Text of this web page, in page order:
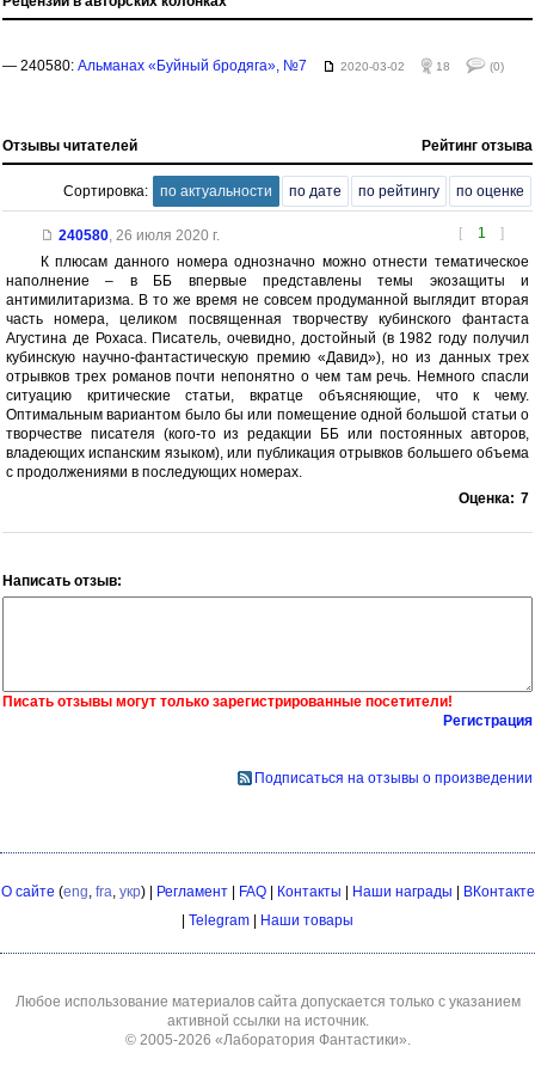
— 240580: Альманах «Буйный бродяга», №7 2020-03-02 18 (0)
Отзывы читателей Рейтинг отзыва
Сортировка: по актуальности по дате по рейтингу по оценке
[ 1 ]
240580, 26 июля 2020 г.
К плюсам данного номера однозначно можно отнести тематическое
наполнение – в ББ впервые представлены темы экозащиты и
антимилитаризма. В то же время не совсем продуманной выглядит вторая
часть номера, целиком посвященная творчеству кубинского фантаста
Агустина де Рохаса. Писатель, очевидно, достойный (в 1982 году получил
кубинскую научно-фантастическую премию «Давид»), но из данных трех
отрывков трех романов почти непонятно о чем там речь. Немного спасли
ситуацию критические статьи, вкратце объясняющие, что к чему.
Оптимальным вариантом было бы или помещение одной большой статьи о
творчестве писателя (кого-то из редакции ББ или постоянных авторов,
владеющих испанским языком), или публикация отрывков большего объема
с продолжениями в последующих номерах.
Оценка: 7
Написать отзыв:
Писать отзывы могут только зарегистрированные посетители!
Регистрация
Подписаться на отзывы о произведении
О сайте (eng fra укр) | Регламент| FAQ| Контакты | Наши награды | ВКонтакте
| Telegram | Наши товары
Любое использование материалов сайта допускается только с указанием
активной ссылки на источник.
© 2005-2026 «Лаборатория Фантастики»